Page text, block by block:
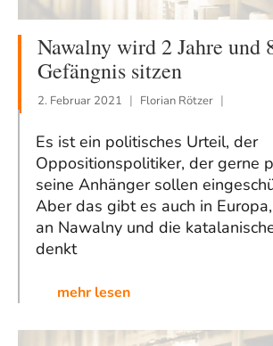
Nawalny wird 2 Jahre und
Gefängnis sitzen
2. Februar 2021 Florian Rötzer
Es ist ein politisches Urteil, der
Oppositionspolitiker, der gerne
seine Anhänger sollen
Aber das gibt es auch in
an Nawalny und die
denkt
mehr lesen